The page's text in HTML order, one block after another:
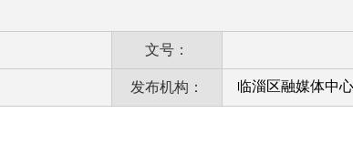
文号：
发布机构： 临淄区融媒体中心